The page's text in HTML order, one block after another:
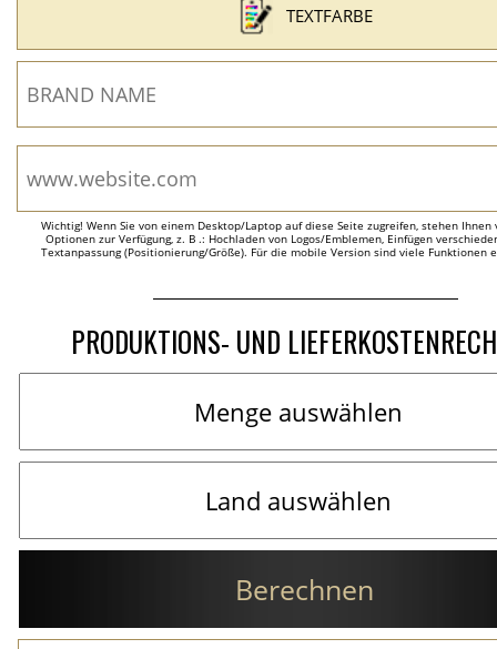
TEXTFARBE
Wichtig! Wenn Sie von einem Desktop/Laptop auf diese Seite zugreifen, stehen Ihnen
Optionen zur Verfügung, z. B .: Hochladen von Logos/Emblemen, Einfügen
Textanpassung (Positionierung/Größe). Für die mobile Version sind viele Funktionen
PRODUKTIONS- UND
Berechnen